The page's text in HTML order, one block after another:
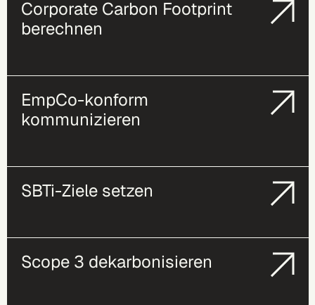
Corporate Carbon Footprint
berechnen
EmpCo-konform
kommunizieren
SBTi-Ziele setzen
Scope 3 dekarbonisieren